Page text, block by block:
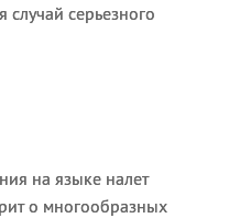
случай серьезного
на языке налет
о многообразных